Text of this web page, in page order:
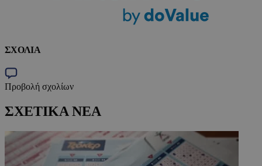
ΣΧΟΛΙΑ
Προβολή σχολίων
ΣΧΕΤΙΚΑ ΝΕΑ